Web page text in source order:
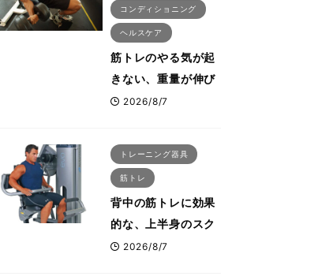
コンディショニング
ヘルスケア
筋トレのやる気が起
きない、重量が伸び
ない ボディビル世
える食事・睡眠・呼
吸の整え方
2026/8/7
トレーニング器具
筋トレ
背中の筋トレに効果
的な、上半身のスク
ワットとも言われた
2026/8/7